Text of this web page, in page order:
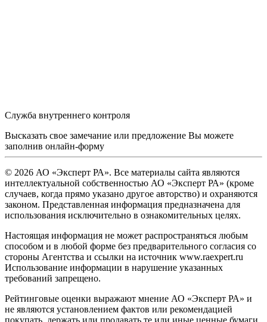
Служба внутреннего контроля
Высказать свое замечание или предложение Вы можете
заполнив онлайн-форму
© 2026 АО «Эксперт РА». Все материалы сайта являются
интеллектуальной собственностью АО «Эксперт РА» (кроме
случаев, когда прямо указано другое авторство) и охраняются
законом. Представленная информация предназначена для
использования исключительно в ознакомительных целях.
Настоящая информация не может распространяться любым
способом и в любой форме без предварительного согласия со
стороны Агентства и ссылки на источник www.raexpert.ru
Использование информации в нарушение указанных
требований запрещено.
Рейтинговые оценки выражают мнение АО «Эксперт РА» и
не являются установлением фактов или рекомендацией